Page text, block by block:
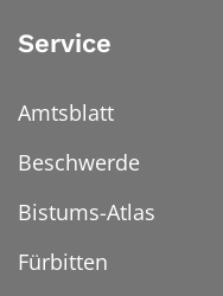
Service
Amtsblatt
Beschwerde
Bistums-Atlas
Fürbitten